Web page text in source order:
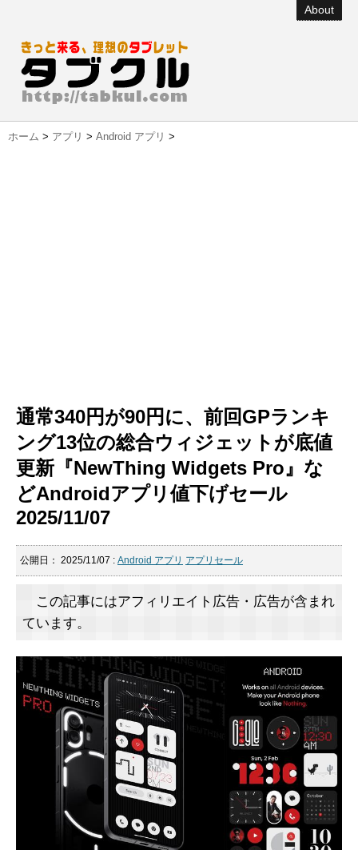
About
ホーム > アプリ > Android アプリ >
通常340円が90円に、前回GPランキ
ング13位の総合ウィジェットが底値
更新『NewThing Widgets Pro』な
どAndroidアプリ値下げセール
2025/11/07
公開日： 2025/11/07 : Android アプリ アプリセール
この記事にはアフィリエイト広告・広告が含まれ
ています。